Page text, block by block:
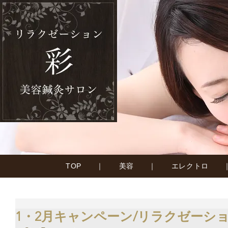
TOP ｜ 美容 ｜ エレクトロ
1・2月キャンペーン/リラクゼーシ